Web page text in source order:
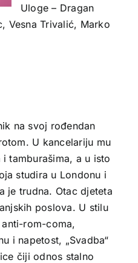
Uloge – Dragan
Vesna Trivalić, Marko
na svoj rođendan
U kancelariju mu
tamburašima, a u isto
studira u Londonu i
je trudna. Otac djeteta
poslova. U stilu
rom-coma,
i napetost, „Svadba“
čiji odnos stalno